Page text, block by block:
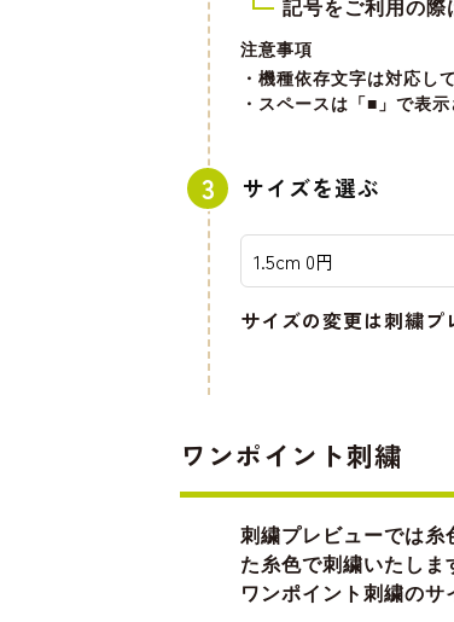
記号をご利用の際
注意事項
・機種依存文字は対応し
・スペースは「■」で表示
サイズを選ぶ
サイズの変更は刺繍プ
ワンポイント刺繍
刺繍プレビューでは糸
た糸色で刺繍いたしま
ワンポイント刺繍のサ